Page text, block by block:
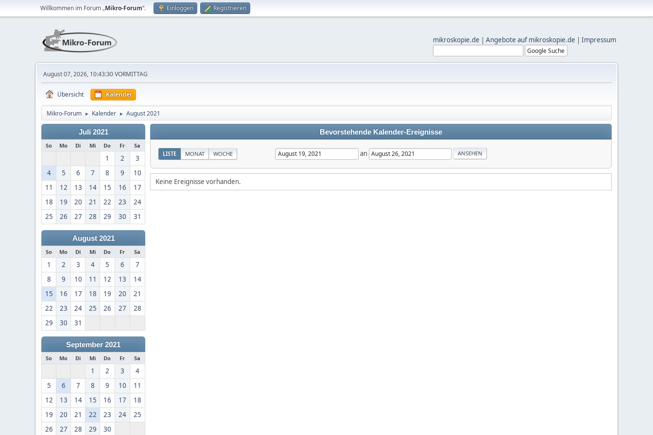
Willkommen im Forum „Mikro-Forum“. Einloggen Registrieren
mikroskopie.de | Angebote auf mikroskopie.de | Impressum
August 07, 2026, 10:43:30 VORMITTAG
Übersicht Kalender
Mikro-Forum ► Kalender ► August 2021
Juli 2021
So Mo Di Mi Do Fr Sa
1 2
3
4
5 6 7 8 9
10
11
12 13 14 15 16
17
18
19 20 21 22 23
24
25
26 27 28 29 30 31
August 2021
So Mo Di Mi Do Fr Sa
1 2 3 4 5 6
7
8
9 10 11 12 13
14
15
16 17 18 19 20
21
22
23 24 25 26 27
28
29
30 31
September 2021
So Mo Di Mi Do Fr Sa
1 2 3
4
5
6 7 8 9 10
11
12
13 14 15 16 17
18
19
20 21 22 23 24
25
26
27 28 29 30
Bevorstehende Kalender-Ereignisse
LISTE MONAT WOCHE an
Keine Ereignisse vorhanden.